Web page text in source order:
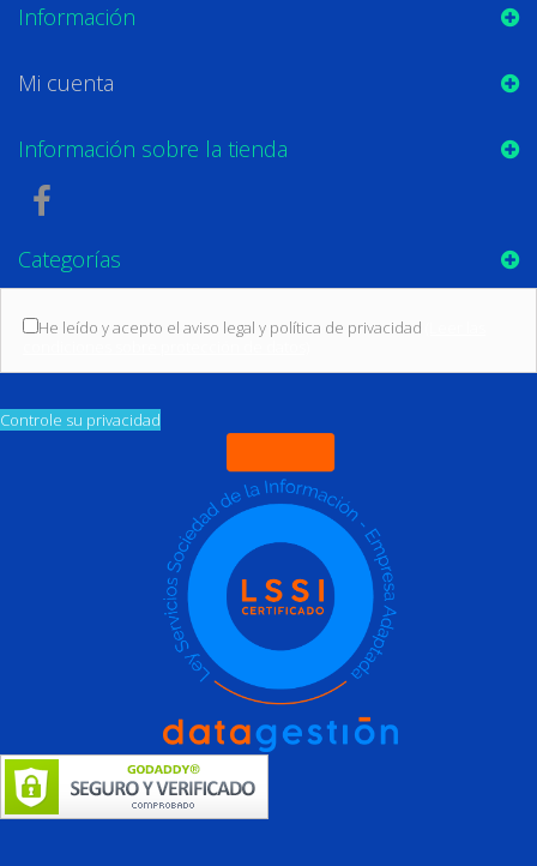
Información
Mi cuenta
Información sobre la tienda
Categorías
He leído y acepto el aviso legal y política de privacidad
Controle su privacidad